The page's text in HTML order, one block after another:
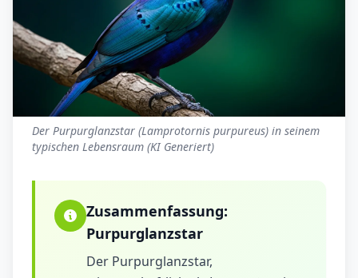
Der Purpurglanzstar (Lamprotornis purpureus) in seinem
typischen Lebensraum (KI Generiert)
Zusammenfassung:
Purpurglanzstar
Der Purpurglanzstar,